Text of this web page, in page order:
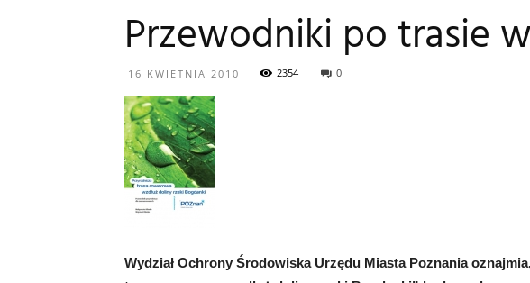
Przewodniki po trasie
16 KWIETNIA 2010 2354 0
Wydział Ochrony Środowiska Urzędu Miasta Poznania